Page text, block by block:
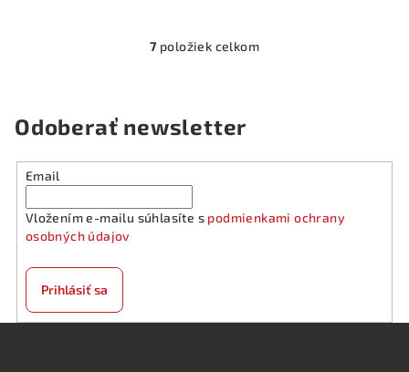
O
á
d
a
e
y
7 položiek celkom
Odoberať newsletter
Email
Vložením e-mailu súhlasíte s podmienkami ochrany
osobných údajov
Prihlásiť sa